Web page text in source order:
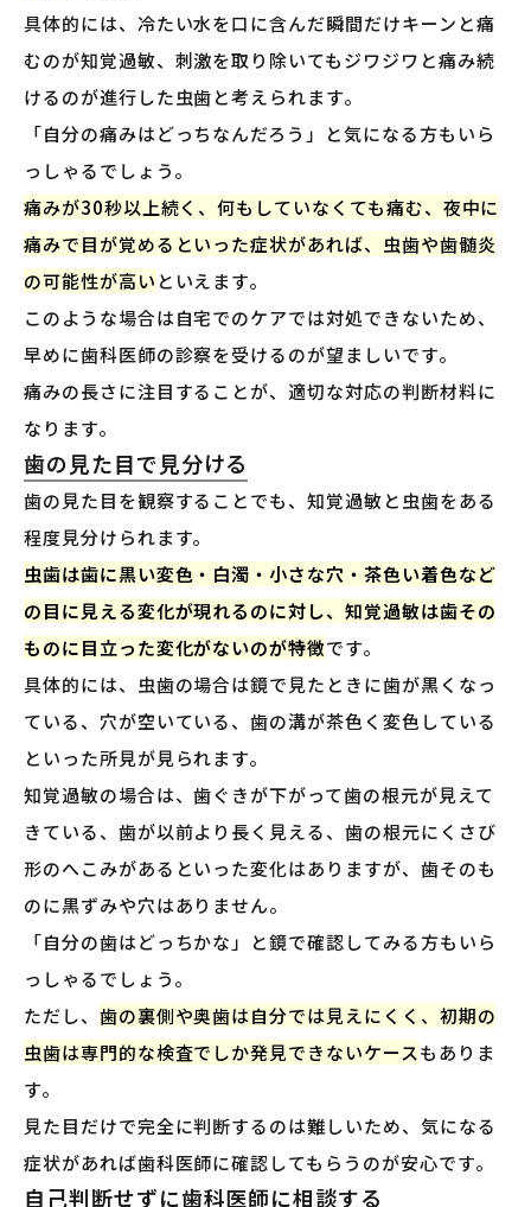
具体的には、冷たい水を口に含んだ瞬間だけキーンと痛
むのが知覚過敏、刺激を取り除いてもジワジワと痛み続
けるのが進行した虫歯と考えられます。
「自分の痛みはどっちなんだろう」と気になる方もいら
っしゃるでしょう。
痛みが30秒以上続く、何もしていなくても痛む、夜中に
痛みで目が覚めるといった症状があれば、虫歯や歯髄炎
の可能性が高い といえます。
このような場合は自宅でのケアでは対処できないため、
早めに歯科医師の診察を受けるのが望ましいです。
痛みの長さに注目することが、適切な対応の判断材料に
なります。
歯の見た目で見分ける
歯の見た目を観察することでも、知覚過敏と虫歯をある
程度見分けられます。
虫歯は歯に黒い変色・白濁・小さな穴・茶色い着色など
の目に見える変化が現れるのに対し、知覚過敏は歯その
ものに目立った変化がないのが特徴です。
具体的には、虫歯の場合は鏡で見たときに歯が黒くなっ
ている、穴が空いている、歯の溝が茶色く変色している
といった所見が見られます。
知覚過敏の場合は、歯ぐきが下がって歯の根元が見えて
きている、歯が以前より長く見える、歯の根元にくさび
形のへこみがあるといった変化はありますが、歯そのも
のに黒ずみや穴はありません。
「自分の歯はどっちかな」と鏡で確認してみる方もいら
っしゃるでしょう。
ただし、 歯の裏側や奥歯は自分では見えにくく、初期の
虫歯は専門的な検査でしか発見できないケースもありま
す。
見た目だけで完全に判断するのは難しいため、気になる
症状があれば歯科医師に確認してもらうのが安心です。
自己判断せずに歯科医師に相談する